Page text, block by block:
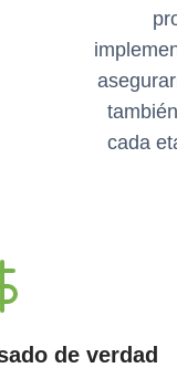
cada
de verdad